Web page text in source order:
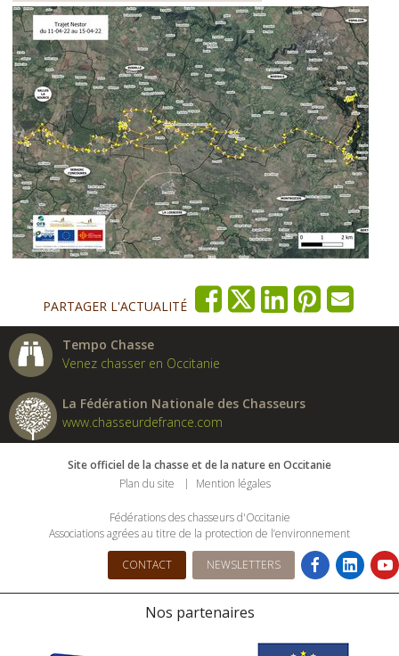
PARTAGER L'ACTUALITÉ
Tempo Chasse
Venez chasser en Occitanie
La Fédération Nationale des Chasseurs
www.chasseurdefrance.com
Site officiel de la chasse et de la nature en Occitanie
Plan du site
Mention légales
Fédérations des chasseurs d'Occitanie
Associations agrées au titre de la protection de l’environnement
CONTACT NEWSLETTERS
Nos partenaires